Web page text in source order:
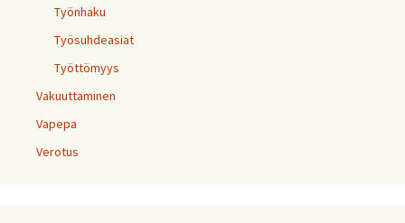
Työnhaku
Työsuhdeasiat
Työttömyys
Vakuuttaminen
Vapepa
Verotus